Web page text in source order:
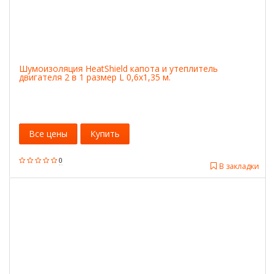
Шумоизоляция HeatShield капота и утеплитель
двигателя 2 в 1 размер L 0,6х1,35 м.
0
В закладки
Все цены Купить